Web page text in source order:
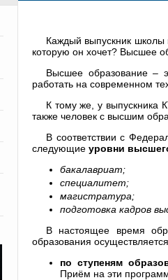
Каждый выпускник школы
которую он хочет? Высшее
Высшее образование –
работать на современном
К тому же, у выпускника
также человек с высшим
В соответствии с
следующие уровни
бакалавриат;
специалитет;
магистратура;
подготовка кадров
В настоящее время
образования
по ступеням
Приём на эти